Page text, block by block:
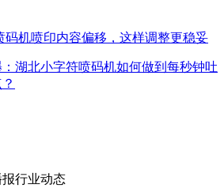
码机喷印内容偏移，这样调整更稳妥
湖北小字符喷码机如何做到每秒钟吐
行业动态